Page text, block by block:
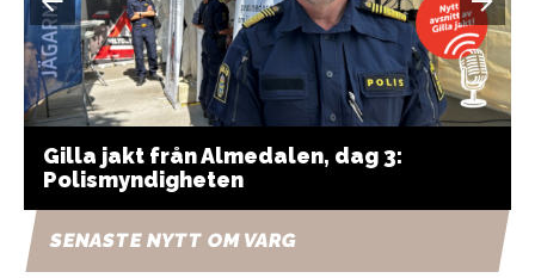
Gilla jakt från Almedalen, dag 3:
Polismyndigheten
SENASTE NYTT OM VARG